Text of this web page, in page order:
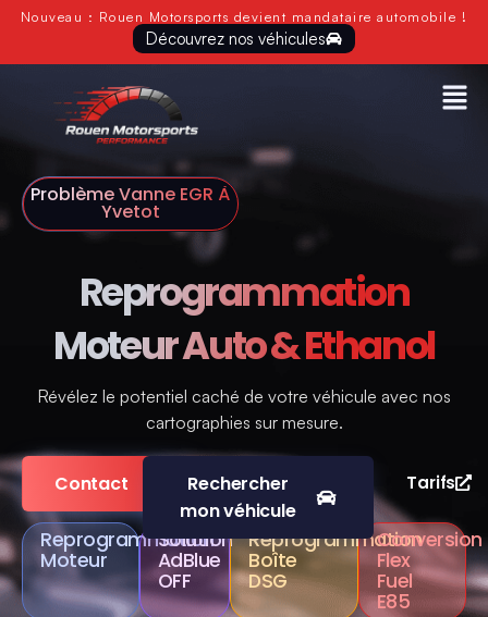
Nouveau : Rouen Motorsports devient mandataire automobile !
Découvrez nos véhicules
Problème Vanne EGR À
Yvetot
Reprogrammation
Moteur Auto & Ethanol
Révélez le potentiel caché de votre véhicule avec nos
cartographies sur mesure.
Contact
Rechercher
mon véhicule
Tarifs
Reprogrammation
Moteur
Solution
AdBlue
OFF
Reprogrammation
Boîte
DSG
Conversion
Flex
Fuel
E85